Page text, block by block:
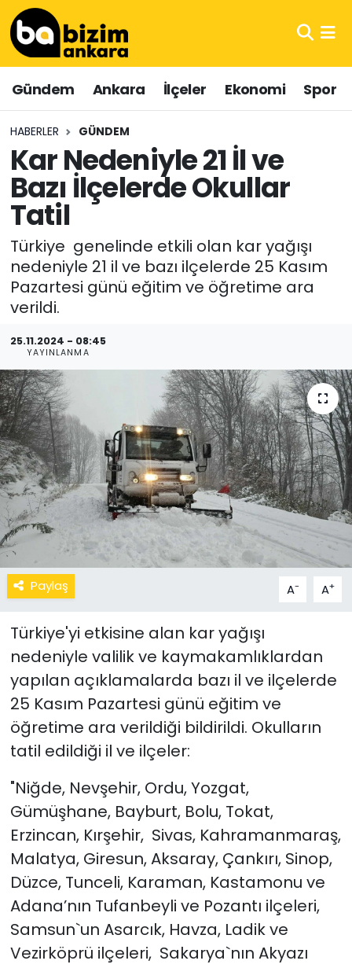
Gündem Ankara İlçeler Ekonomi Spor
HABERLER GÜNDEM
Kar Nedeniyle 21 İl ve
Bazı İlçelerde Okullar
Tatil
Türkiye genelinde etkili olan kar yağışı
nedeniyle 21 il ve bazı ilçelerde 25 Kasım
Pazartesi günü eğitim ve öğretime ara
verildi.
25.11.2024 - 08:45
YAYINLANMA
Paylaş A- A+
Türkiye'yi etkisine alan kar yağışı
nedeniyle valilik ve kaymakamlıklardan
yapılan açıklamalarda bazı il ve ilçelerde
25 Kasım Pazartesi günü eğitim ve
öğretime ara verildiği bildirildi. Okulların
tatil edildiği il ve ilçeler:
"Niğde, Nevşehir, Ordu, Yozgat,
Gümüşhane, Bayburt, Bolu, Tokat,
Erzincan, Kırşehir, Sivas, Kahramanmaraş,
Malatya, Giresun, Aksaray, Çankırı, Sinop,
Düzce, Tunceli, Karaman, Kastamonu ve
Adana’nın Tufanbeyli ve Pozantı ilçeleri,
Samsun`un Asarcık, Havza, Ladik ve
Vezirköprü ilçeleri, Sakarya`nın Akyazı
Hava Durumu
Trafik Durumu
Süper Lig Puan Durumu ve Fikstür
Tüm Manşetler
Son Dakika Haberleri
Haber Arşivi